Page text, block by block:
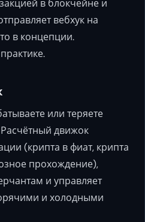
в блокчейне и
вебхук на
в концепции.
или теряете
движок
(крипта в фиат, крипта
прохождение),
и управляет
и холодными